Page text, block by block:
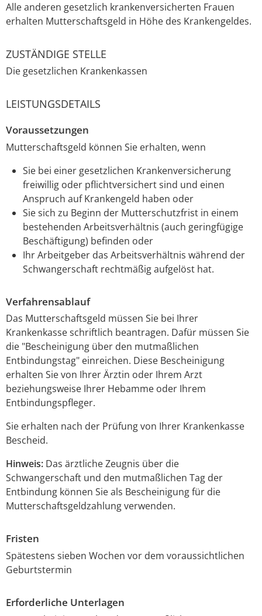
Alle anderen gesetzlich krankenversicherten Frauen
erhalten Mutterschaftsgeld in Höhe des Krankengeldes.
ZUSTÄNDIGE STELLE
Die gesetzlichen Krankenkassen
LEISTUNGSDETAILS
Voraussetzungen
Mutterschaftsgeld können Sie erhalten, wenn
Sie bei einer gesetzlichen Krankenversicherung
freiwillig oder pflichtversichert sind und einen
Anspruch auf Krankengeld haben oder
Sie sich zu Beginn der Mutterschutzfrist in einem
bestehenden Arbeitsverhältnis (auch geringfügige
Beschäftigung) befinden oder
Ihr Arbeitgeber das Arbeitsverhältnis während der
Schwangerschaft rechtmäßig aufgelöst hat.
Verfahrensablauf
Das Mutterschaftsgeld müssen Sie bei Ihrer
Krankenkasse schriftlich beantragen. Dafür müssen Sie
die "Bescheinigung über den mutmaßlichen
Entbindungstag" einreichen. Diese Bescheinigung
erhalten Sie von Ihrer Ärztin oder Ihrem Arzt
beziehungsweise Ihrer Hebamme oder Ihrem
Entbindungspfleger.
Sie erhalten nach der Prüfung von Ihrer Krankenkasse
Bescheid.
Hinweis: Das ärztliche Zeugnis über die
Schwangerschaft und den mutmaßlichen Tag der
Entbindung können Sie als Bescheinigung für die
Mutterschaftsgeldzahlung verwenden.
Fristen
Spätestens sieben Wochen vor dem voraussichtlichen
Geburtstermin
Erforderliche Unterlagen